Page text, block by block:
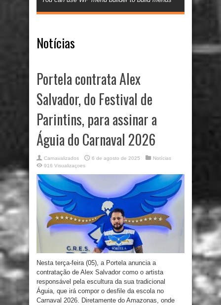
Notícias
Portela contrata Alex
Salvador, do Festival de
Parintins, para assinar a
Águia do Carnaval 2026
Carnavalizados 6 de agosto de 2025
Notícias
916 Visualizaçoes
Nesta terça-feira (05), a Portela anuncia a
contratação de Alex Salvador como o artista
responsável pela escultura da sua tradicional
Águia, que irá compor o desfile da escola no
Carnaval 2026. Diretamente do Amazonas, onde